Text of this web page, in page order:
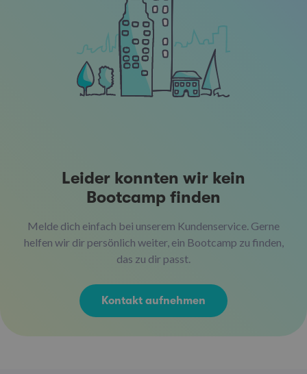
Leider konnten wir kein
Bootcamp finden
Melde dich einfach bei unserem Kundenservice. Gerne
helfen wir dir persönlich weiter, ein Bootcamp zu finden,
das zu dir passt.
Kontakt aufnehmen